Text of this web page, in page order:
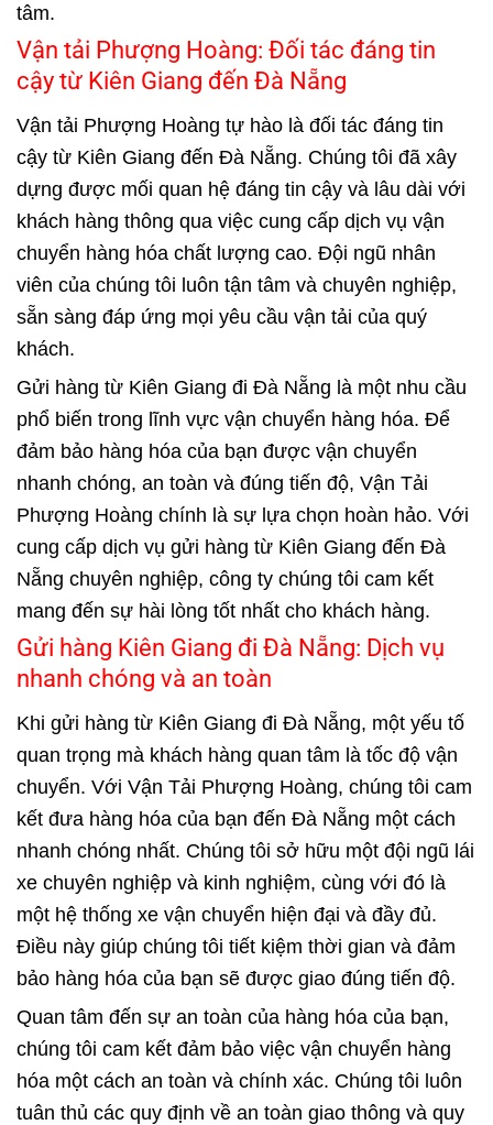
tâm.
Vận tải Phượng Hoàng: Đối tác đáng tin
cậy từ Kiên Giang đến Đà Nẵng
Vận tải Phượng Hoàng tự hào là đối tác đáng tin
cậy từ Kiên Giang đến Đà Nẵng. Chúng tôi đã xây
dựng được mối quan hệ đáng tin cậy và lâu dài với
khách hàng thông qua việc cung cấp dịch vụ vận
chuyển hàng hóa chất lượng cao. Đội ngũ nhân
viên của chúng tôi luôn tận tâm và chuyên nghiệp,
sẵn sàng đáp ứng mọi yêu cầu vận tải của quý
khách.
Gửi hàng từ Kiên Giang đi Đà Nẵng là một nhu cầu
phổ biến trong lĩnh vực vận chuyển hàng hóa. Để
đảm bảo hàng hóa của bạn được vận chuyển
nhanh chóng, an toàn và đúng tiến độ, Vận Tải
Phượng Hoàng chính là sự lựa chọn hoàn hảo. Với
cung cấp dịch vụ gửi hàng từ Kiên Giang đến Đà
Nẵng chuyên nghiệp, công ty chúng tôi cam kết
mang đến sự hài lòng tốt nhất cho khách hàng.
Gửi hàng Kiên Giang đi Đà Nẵng: Dịch vụ
nhanh chóng và an toàn
Khi gửi hàng từ Kiên Giang đi Đà Nẵng, một yếu tố
quan trọng mà khách hàng quan tâm là tốc độ vận
chuyển. Với Vận Tải Phượng Hoàng, chúng tôi cam
kết đưa hàng hóa của bạn đến Đà Nẵng một cách
nhanh chóng nhất. Chúng tôi sở hữu một đội ngũ lái
xe chuyên nghiệp và kinh nghiệm, cùng với đó là
một hệ thống xe vận chuyển hiện đại và đầy đủ.
Điều này giúp chúng tôi tiết kiệm thời gian và đảm
bảo hàng hóa của bạn sẽ được giao đúng tiến độ.
Quan tâm đến sự an toàn của hàng hóa của bạn,
chúng tôi cam kết đảm bảo việc vận chuyển hàng
hóa một cách an toàn và chính xác. Chúng tôi luôn
tuân thủ các quy định về an toàn giao thông và quy